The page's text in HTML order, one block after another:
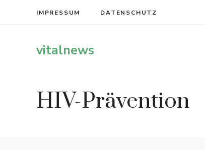
IMPRESSUM DATENSCHUTZ
vitalnews
HIV-Prävention